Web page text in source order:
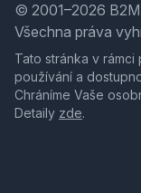
© 2001–2026
Všechna práva
Tato stránka v
používání a
Chráníme Vaše
Detaily zde.